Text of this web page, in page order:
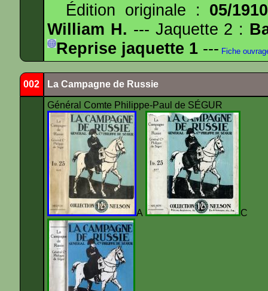
Édition originale : 05/1910
William H. --- Jaquette 2 :
Reprise jaquette 1 --- Fiche
002 La Campagne de Russie
Général Comte Philippe-Paul de SÉGUR
A